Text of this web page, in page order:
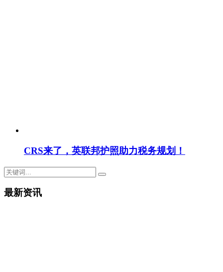
CRS来了，英联邦护照助力税务规划！
最新资讯